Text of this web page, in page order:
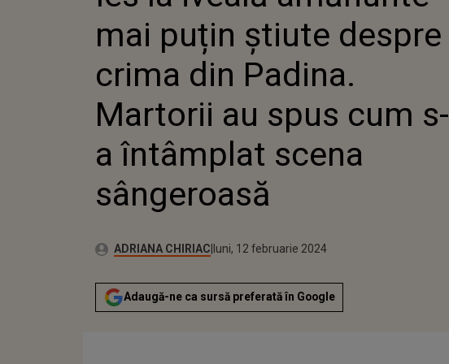
S-A ÎNTÂMPLAT SCENA
SÂNGEROASĂ
mai puțin știute despre
crima din Padina.
Martorii au spus cum s-
a întâmplat scena
sângeroasă
Autor:ADRIANA CHIRIACPublicat:
luni, 12 februarie 2024
Actualizat:
luni, 12 februarie 2024
Adaugă-ne ca sursă preferată în Google